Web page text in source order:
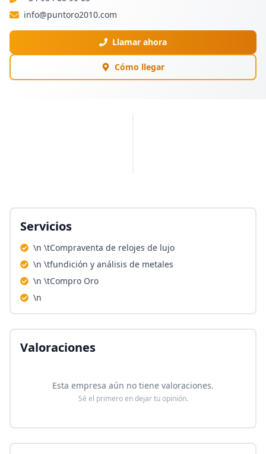
info@puntoro2010.com
Llamar ahora
Cómo llegar
Servicios
\n \tCompraventa de relojes de lujo
\n \tfundición y análisis de metales
\n \tCompro Oro
\n
Valoraciones
Esta empresa aún no tiene valoraciones.
Sé el primero en dejar tu opinión.